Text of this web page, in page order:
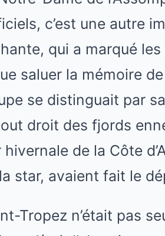
c’est une autre
qui a marqué
saluer la mémoire
se distinguait par
droit des fjords
de la Côte
star, avaient fait le
Tropez n’était pas